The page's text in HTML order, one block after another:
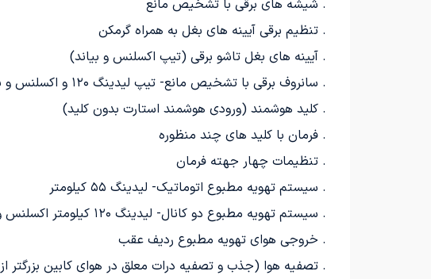
. شیشه های برقی با تشخيص مانع
. تنظیم برقی آیینه های بغل به همراه گرمکن
. آیینه های بغل تاشو برقی (تیپ اکسلنس و بیاند)
. سانروف برقی با تشخیص مانع- تیپ لیدینگ ۱۲۰ و اکسلنس و بیاند
. کلید هوشمند (ورودی هوشمند استارت بدون کلید)
. فرمان با کلید های چند منظوره
. تنظیمات چهار جهته فرمان
. سیستم تهویه مطبوع اتوماتیک- لیدینگ ۵۵ کیلومتر
. سیستم تهویه مطبوع دو کانال- لیدینگ ۱۲۰ کیلومتر اکسلنس و بیاند
. خروجی هوای تهویه مطبوع ردیف عقب
. تصفیه هوا (جذب و تصفیه درات معلق در هوای کابین بزرگتر از ۲٫۵ میکرون)